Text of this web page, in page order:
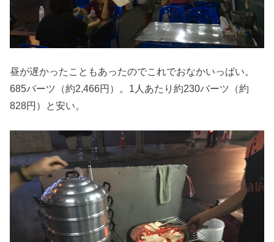
昼が遅かったこともあったのでこれでおなかいっぱい。
685バーツ（約2,466円）。1人あたり約230バーツ（約
828円）と安い。